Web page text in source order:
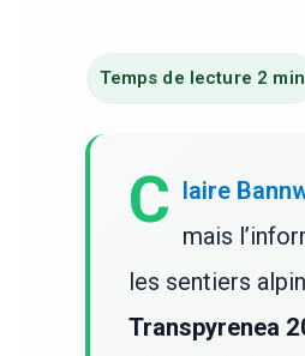
C laire
mais
les sentiers
Transpyrenea